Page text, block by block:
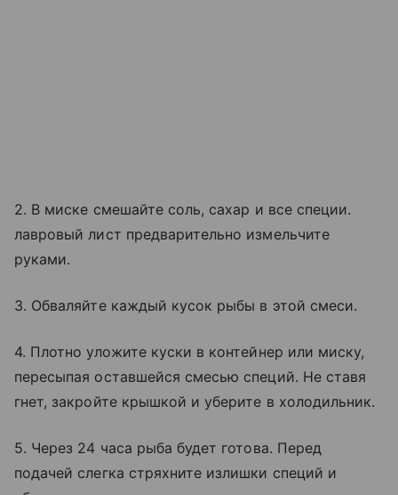
2. В миске смешайте соль, сахар и все специи.
лавровый лист предварительно измельчите
руками.
3. Обваляйте каждый кусок рыбы в этой смеси.
4. Плотно уложите куски в контейнер или миску,
пересыпая оставшейся смесью специй. Не ставя
гнет, закройте крышкой и уберите в холодильник.
5. Через 24 часа рыба будет готова. Перед
подачей слегка стряхните излишки специй и